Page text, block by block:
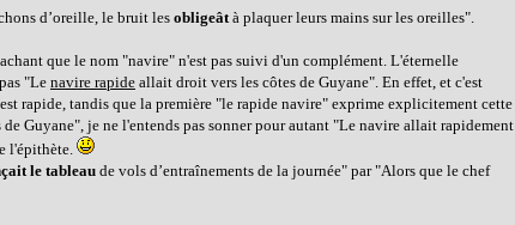
d’oreille, le bruit les obligeâtà plaquer leurs mains sur les oreilles".
que le nom "navire" n'est pas suivi d'un complément. L'éternelle
"Le navire rapide allait droit vers les côtes de Guyane". En effet, et c'est
rapide, tandis que la première "le rapide navire" exprime explicitement cette
Guyane", je ne l'entends pas sonner pour autant "Le navire allait rapidement
l'épithète.
le tableau de vols d’entraînements de la journée" par "Alors que le chef